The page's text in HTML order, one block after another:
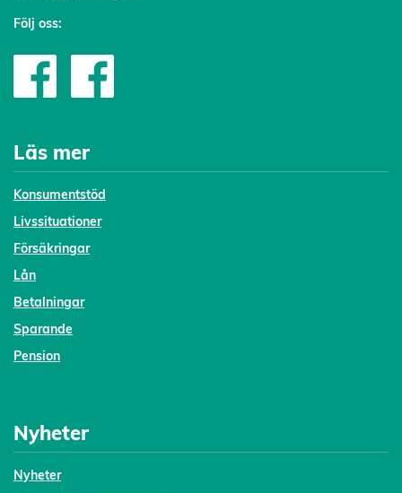
Följ oss:
Läs mer
Konsumentstöd
Livssituationer
Försäkringar
Lån
Betalningar
Sparande
Pension
Nyheter
Nyheter